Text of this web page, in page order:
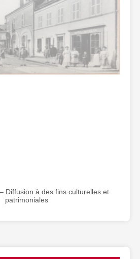
Diffusion à des fins culturelles et
patrimoniales